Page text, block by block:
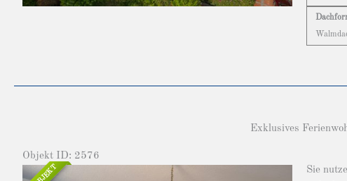
Exklusives
Objekt ID: 2576
Sie